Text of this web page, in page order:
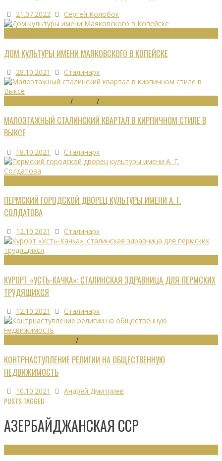
21.07.2022 Сергей Колобок
ДОМ КУЛЬТУРЫ ИМЕНИ МАЯКОВСКОГО В КОПЕЙСКЕ
28.10.2021 Сталинарх
/ /
МАЛОЭТАЖНЫЙ СТАЛИНСКИЙ КВАРТАЛ В КИРПИЧНОМ СТИЛЕ В
ВЫКСЕ
18.10.2021 Сталинарх
ПЕРМСКИЙ ГОРОДСКОЙ ДВОРЕЦ КУЛЬТУРЫ ИМЕНИ А. Г.
СОЛДАТОВА
12.10.2021 Сталинарх
КУРОРТ «УСТЬ-КАЧКА»: СТАЛИНСКАЯ ЗДРАВНИЦА ДЛЯ ПЕРМСКИХ
ТРУДЯЩИХСЯ
12.10.2021 Сталинарх
/
КОНТРНАСТУПЛЕНИЕ РЕЛИГИИ НА ОБЩЕСТВЕННУЮ
НЕДВИЖИМОСТЬ
10.10.2021 Андрей Дмитриев
POSTS TAGGED
АЗЕРБАЙДЖАНСКАЯ ССР